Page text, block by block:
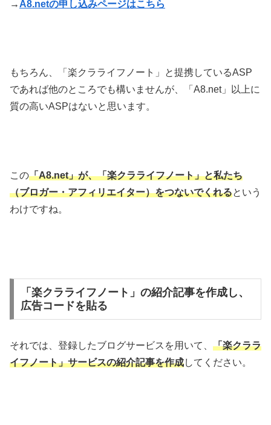
→ A8.netの申し込みページはこちら
もちろん、「楽クラライフノート」と提携しているASP
であれば他のところでも構いませんが、「A8.net」以上に
質の高いASPはないと思います。
この「A8.net」が、「楽クラライフノート」と私たち
（ブロガー・アフィリエイター）をつないでくれるという
わけですね。
「楽クラライフノート」の紹介記事を作成し、
広告コードを貼る
それでは、登録したブログサービスを用いて、 「楽クララ
イフノート」サービスの紹介記事を作成してください。